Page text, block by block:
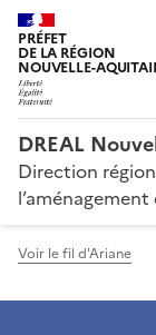
PRÉFET
DE LA RÉGION
NOUVELLE-
DREAL
Direction
Voir le fil d'Ariane